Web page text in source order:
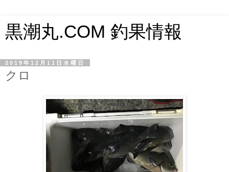
黒潮丸.COM 釣果情報
2019年12月11日水曜日
クロ